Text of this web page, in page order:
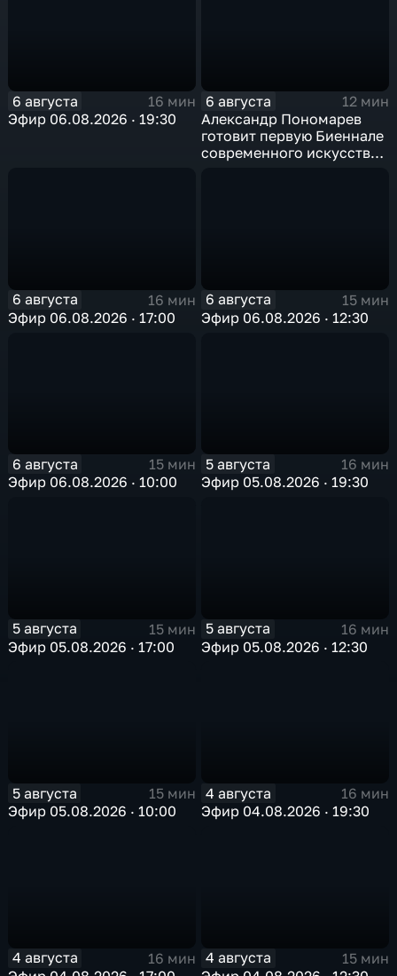
6 августа
16 мин
Эфир 06.08.2026 · 19:30
6 августа
12 мин
Александр Пономарев
готовит первую Биеннале
современного искусства
6 августа
16 мин
Эфир 06.08.2026 · 17:00
6 августа
15 мин
Эфир 06.08.2026 · 12:30
6 августа
15 мин
Эфир 06.08.2026 · 10:00
5 августа
16 мин
Эфир 05.08.2026 · 19:30
5 августа
15 мин
Эфир 05.08.2026 · 17:00
5 августа
16 мин
Эфир 05.08.2026 · 12:30
5 августа
15 мин
Эфир 05.08.2026 · 10:00
4 августа
16 мин
Эфир 04.08.2026 · 19:30
4 августа
16 мин
4 августа
15 мин